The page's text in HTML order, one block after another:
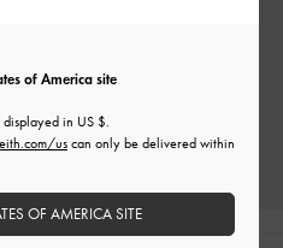
of America site
displayed in US $
us can only be delivered within
OF AMERICA SITE